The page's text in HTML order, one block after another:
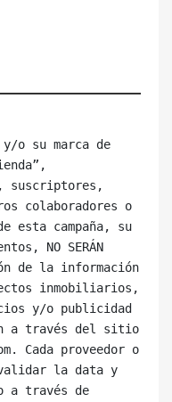
y/o su marca de
suscriptores,
colaboradores o
esta campaña, su
NO SERÁN
de la información
inmobiliarios,
y/o publicidad
a través del sitio
Cada proveedor o
validar la data y
a través de